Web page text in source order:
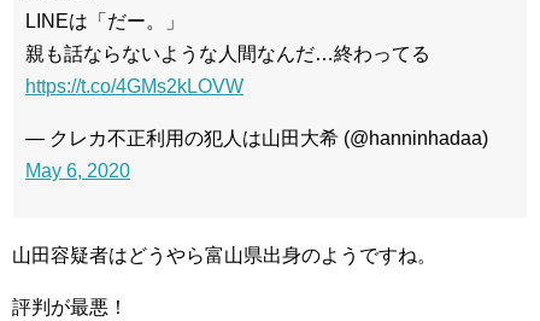
LINEは「だー。」
親も話ならないような人間なんだ…終わってる
https://t.co/4GMs2kLOVW
— クレカ不正利用の犯人は山田大希 (@hanninhadaa)
May 6, 2020
山田容疑者はどうやら富山県出身のようですね。
評判が最悪！